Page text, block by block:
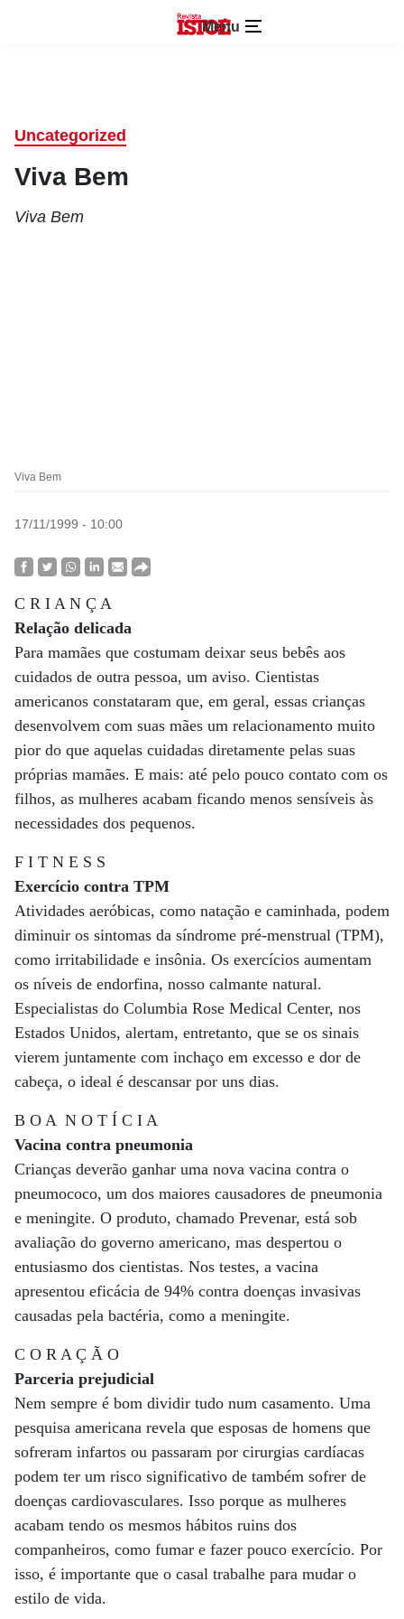
Menu
Uncategorized
Viva Bem
Viva Bem
Viva Bem
17/11/1999 - 10:00
C R I A N Ç A
Relação delicada
Para mamães que costumam deixar seus bebês aos
cuidados de outra pessoa, um aviso. Cientistas
americanos constataram que, em geral, essas crianças
desenvolvem com suas mães um relacionamento muito
pior do que aquelas cuidadas diretamente pelas suas
próprias mamães. E mais: até pelo pouco contato com os
filhos, as mulheres acabam ficando menos sensíveis às
necessidades dos pequenos.
F I T N E S S
Exercício contra TPM
Atividades aeróbicas, como natação e caminhada, podem
diminuir os sintomas da síndrome pré-menstrual (TPM),
como irritabilidade e insônia. Os exercícios aumentam
os níveis de endorfina, nosso calmante natural.
Especialistas do Columbia Rose Medical Center, nos
Estados Unidos, alertam, entretanto, que se os sinais
vierem juntamente com inchaço em excesso e dor de
cabeça, o ideal é descansar por uns dias.
B O A N O T Í C I A
Vacina contra pneumonia
Crianças deverão ganhar uma nova vacina contra o
pneumococo, um dos maiores causadores de pneumonia
e meningite. O produto, chamado Prevenar, está sob
avaliação do governo americano, mas despertou o
entusiasmo dos cientistas. Nos testes, a vacina
apresentou eficácia de 94% contra doenças invasivas
causadas pela bactéria, como a meningite.
C O R A Ç Ã O
Parceria prejudicial
Nem sempre é bom dividir tudo num casamento. Uma
pesquisa americana revela que esposas de homens que
sofreram infartos ou passaram por cirurgias cardíacas
podem ter um risco significativo de também sofrer de
doenças cardiovasculares. Isso porque as mulheres
acabam tendo os mesmos hábitos ruins dos
companheiros, como fumar e fazer pouco exercício. Por
isso, é importante que o casal trabalhe para mudar o
estilo de vida.